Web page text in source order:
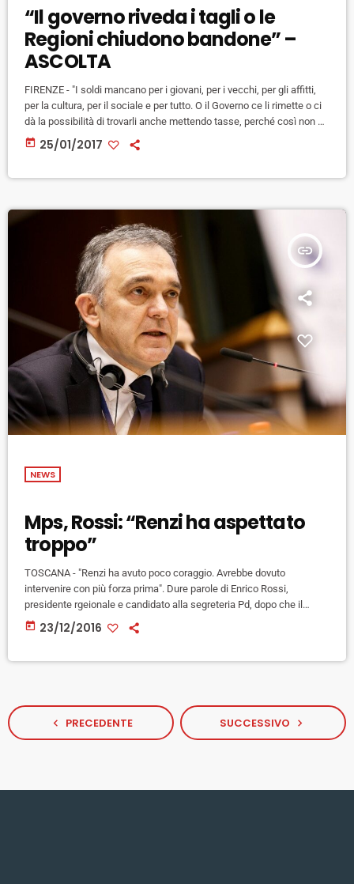
“Il governo riveda i tagli o le
Regioni chiudono bandone” –
ASCOLTA
FIRENZE - "I soldi mancano per i giovani, per i vecchi, per gli affitti,
per la cultura, per il sociale e per tutto. O il Governo ce li rimette o ci
dà la possibilità di trovarli anche mettendo tasse, perché così non si
può andare avanti. C'è un accordo col governo che dovrebbe rivedere
la legge di bilancio e ridistribuire le risorse che ci mancano".
today 25/01/2017
insert_link
NEWS
Mps, Rossi: “Renzi ha aspettato
troppo”
TOSCANA - "Renzi ha avuto poco coraggio. Avrebbe dovuto
intervenire con più forza prima". Dure parole di Enrico Rossi,
presidente rgeionale e candidato alla segreteria Pd, dopo che il
governo ha deciso il decreto "salva risparmio". Il governatore, che da
mesi si è fatto propugnatorie di un intervento con fondi pubblici per
today 23/12/2016
navigate_before PRECEDENTE SUCCESSIVO navigate_next